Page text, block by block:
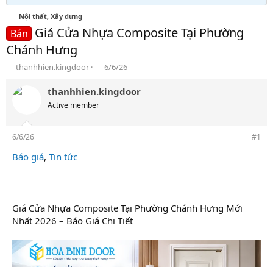
Nội thất, Xây dựng
Bán Giá Cửa Nhựa Composite Tại Phường
Chánh Hưng
T
h
r
s
t
a
thanhhien.kingdoor
N
g
à
6/6/26
thanhhien.kingdoor
Active member
6/6/26 #1
Báo giá, Tin tức
Giá Cửa Nhựa Composite Tại Phường Chánh Hưng Mới
Nhất 2026 – Báo Giá Chi Tiết